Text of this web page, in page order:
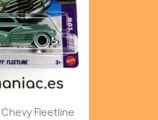
Fleetline